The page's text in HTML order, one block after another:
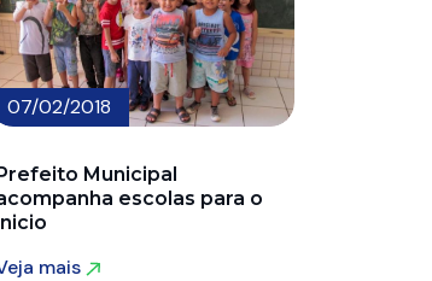
07/02/2018
Municipal
escolas para o
mais